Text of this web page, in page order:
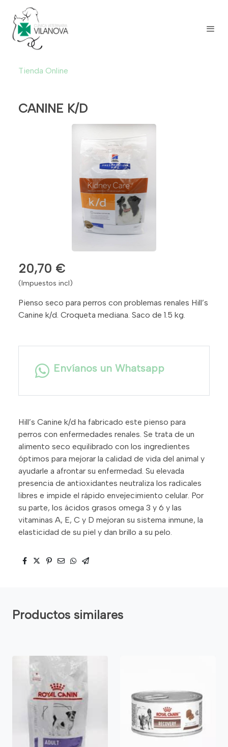
Tienda Online
CANINE K/D
20,70 €
(Impuestos incl)
Pienso seco para perros con problemas renales Hill’s
Canine k/d. Croqueta mediana. Saco de 1.5 kg.
Envíanos un Whatsapp
Hill’s Canine k/d ha fabricado este pienso para
perros con enfermedades renales. Se trata de un
alimento seco equilibrado con los ingredientes
óptimos para mejorar la calidad de vida del animal y
ayudarle a afrontar su enfermedad. Su elevada
presencia de antioxidantes neutraliza los radicales
libres e impide el rápido envejecimiento celular. Por
su parte, los ácidos grasos omega 3 y 6 y las
vitaminas A, E, C y D mejoran su sistema inmune, la
elasticidad de su piel y dan brillo a su pelo.
Productos similares